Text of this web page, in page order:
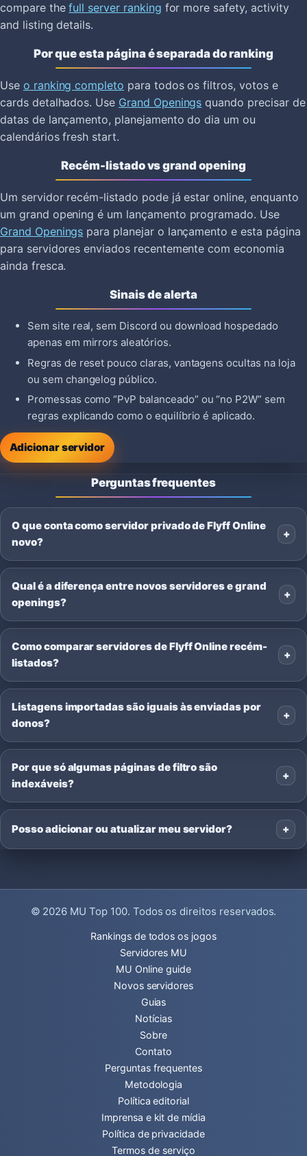
compare thefull server ranking for more safety, activity
and listing details.
Por que esta página é separada do ranking
Use o ranking completo para todos os filtros, votos e
cards detalhados. Use Grand Openings quando precisar de
datas de lançamento, planejamento do dia um ou
calendários fresh start.
Recém-listado vs grand opening
Um servidor recém-listado pode já estar online, enquanto
um grand opening é um lançamento programado. Use
Grand Openings para planejar o lançamento e esta página
para servidores enviados recentemente com economia
ainda fresca.
Sinais de alerta
Sem site real, sem Discord ou download hospedado
apenas em mirrors aleatórios.
Regras de reset pouco claras, vantagens ocultas na loja
ou sem changelog público.
Promessas como “PvP balanceado” ou “no P2W” sem
regras explicando como o equilíbrio é aplicado.
Adicionar servidor
Perguntas frequentes
O que conta como servidor privado de Flyff Online
novo?
Qual é a diferença entre novos servidores e grand
openings?
Como comparar servidores de Flyff Online recém-
listados?
Listagens importadas são iguais às enviadas por
donos?
Por que só algumas páginas de filtro são
indexáveis?
Posso adicionar ou atualizar meu servidor?
© 2026 MU Top 100. Todos os direitos reservados.
Rankings de todos os jogos
Servidores MU
MU Online guide
Novos servidores
Guias
Notícias
Sobre
Contato
Perguntas frequentes
Metodologia
Política editorial
Imprensa e kit de mídia
Política de privacidade
Termos de serviço